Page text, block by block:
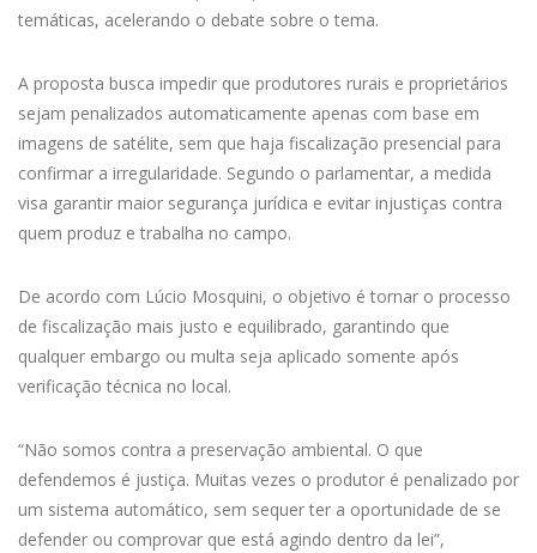
temáticas, acelerando o debate sobre o tema.
A proposta busca impedir que produtores rurais e proprietários
sejam penalizados automaticamente apenas com base em
imagens de satélite, sem que haja fiscalização presencial para
confirmar a irregularidade. Segundo o parlamentar, a medida
visa garantir maior segurança jurídica e evitar injustiças contra
quem produz e trabalha no campo.
De acordo com Lúcio Mosquini, o objetivo é tornar o processo
de fiscalização mais justo e equilibrado, garantindo que
qualquer embargo ou multa seja aplicado somente após
verificação técnica no local.
“Não somos contra a preservação ambiental. O que
defendemos é justiça. Muitas vezes o produtor é penalizado por
um sistema automático, sem sequer ter a oportunidade de se
defender ou comprovar que está agindo dentro da lei”,